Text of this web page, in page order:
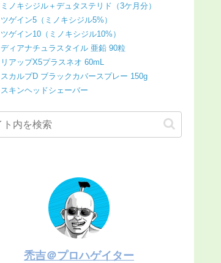
ミノキシジル＋デュタステリド（3ケ月分）
ツゲイン5（ミノキシジル5%）
ツゲイン10（ミノキシジル10%）
ディアナチュラスタイル 亜鉛 90粒
リアップX5プラスネオ 60mL
スカルプD ブラックカバースプレー 150g
スキンヘッドシェーバー
禿吉＠プロハゲイター